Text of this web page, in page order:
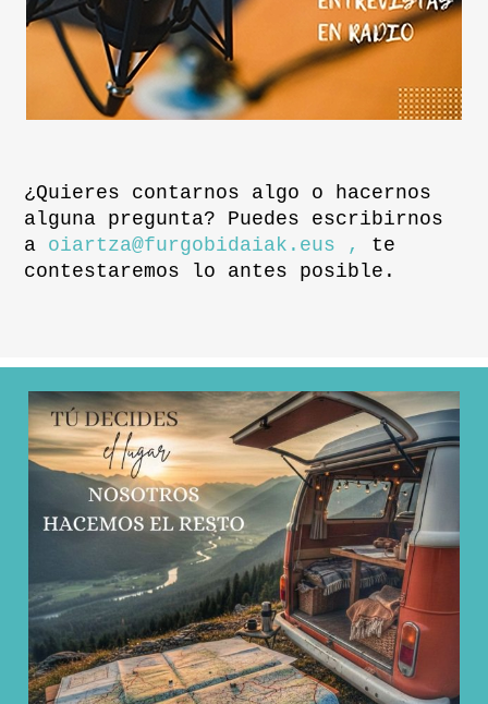
¿Quieres contarnos algo o hacernos
alguna pregunta? Puedes escribirnos
a oiartza@furgobidaiak.eus ,
te
contestaremos lo antes posible.